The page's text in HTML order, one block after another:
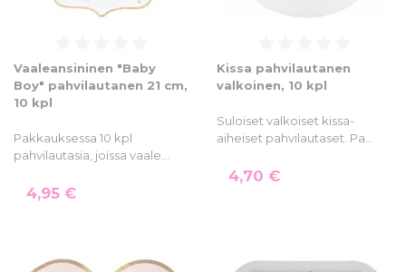
Vaaleansininen "Baby
Boy" pahvilautanen 21 cm,
10 kpl
Pakkauksessa 10 kpl
pahvilautasia, joissa vaale…
4,95 €
Kissa pahvilautanen
valkoinen, 10 kpl
Suloiset valkoiset kissa-
aiheiset pahvilautaset. Pa…
4,70 €